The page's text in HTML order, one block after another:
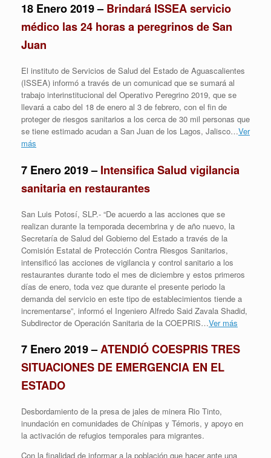
18 Enero 2019 –Brindará ISSEA servicio
médico las 24 horas a peregrinos de San
Juan
El instituto de Servicios de Salud del Estado de Aguascalientes
(ISSEA) informó a través de un comunicad que se sumará al
trabajo interinstitucional del Operativo Peregrino 2019, que se
llevará a cabo del 18 de enero al 3 de febrero, con el fin de
proteger de riesgos sanitarios a los cerca de 30 mil personas que
se tiene estimado acudan a San Juan de los Lagos, Jalisco…Ver
más
7 Enero 2019 –Intensifica Salud vigilancia
sanitaria en restaurantes
San Luis Potosí, SLP.- “De acuerdo a las acciones que se
realizan durante la temporada decembrina y de año nuevo, la
Secretaría de Salud del Gobierno del Estado a través de la
Comisión Estatal de Protección Contra Riesgos Sanitarios,
intensificó las acciones de vigilancia y control sanitario a los
restaurantes durante todo el mes de diciembre y estos primeros
días de enero, toda vez que durante el presente periodo la
demanda del servicio en este tipo de establecimientos tiende a
incrementarse”, informó el Ingeniero Alfredo Said Zavala Shadid,
Subdirector de Operación Sanitaria de la COEPRIS…Ver más
7 Enero 2019 –ATENDIÓ COESPRIS TRES
SITUACIONES DE EMERGENCIA EN EL
ESTADO
Desbordamiento de la presa de jales de minera Rio Tinto,
inundación en comunidades de Chínipas y Témoris, y apoyo en
la activación de refugios temporales para migrantes.
Con la finalidad de informar a la población que hacer ante una